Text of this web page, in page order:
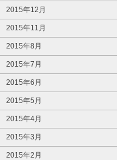
2015年12月
2015年11月
2015年8月
2015年7月
2015年6月
2015年5月
2015年4月
2015年3月
2015年2月